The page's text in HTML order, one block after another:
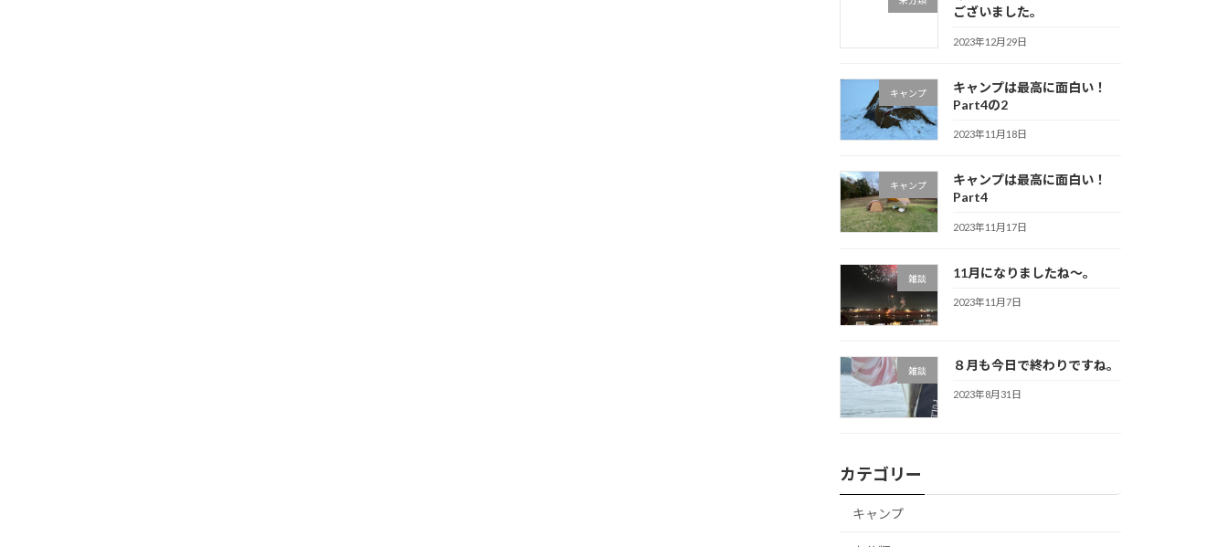
ございました。
2023年12月29日
キャンプ
キャンプは最高に面白い！
Part4の2
2023年11月18日
キャンプ
キャンプは最高に面白い！
Part4
2023年11月17日
雑談 11月になりましたね～。
2023年11月7日
雑談 ８月も今日で終わりですね。
2023年8月31日
カテゴリー
キャンプ